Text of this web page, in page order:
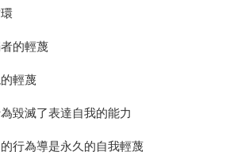
的輕蔑
輕蔑
滅了表達自我的能力
為導是永久的自我輕蔑